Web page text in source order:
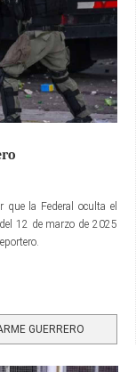
la Federal oculta el
12 de marzo de 2025
GUERRERO